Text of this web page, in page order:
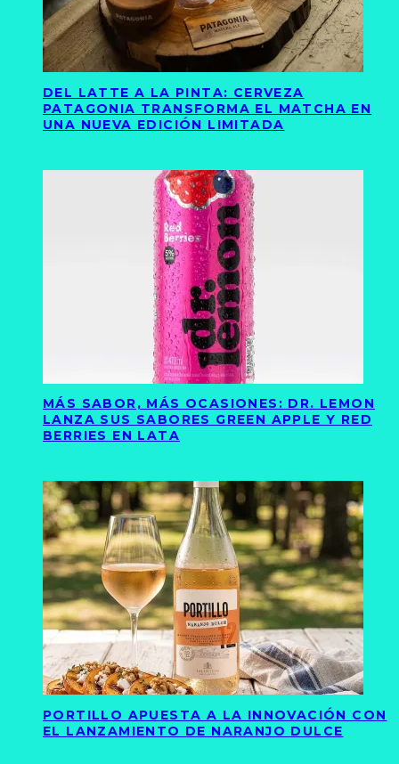
DEL LATTE A LA PINTA: CERVEZA
PATAGONIA TRANSFORMA EL MATCHA EN
UNA NUEVA EDICIÓN LIMITADA
MÁS SABOR, MÁS OCASIONES: DR. LEMON
LANZA SUS SABORES GREEN APPLE Y RED
BERRIES EN LATA
PORTILLO APUESTA A LA INNOVACIÓN CON
EL LANZAMIENTO DE NARANJO DULCE